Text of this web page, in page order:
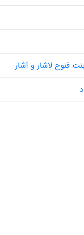
فنوج لاشار و آشار